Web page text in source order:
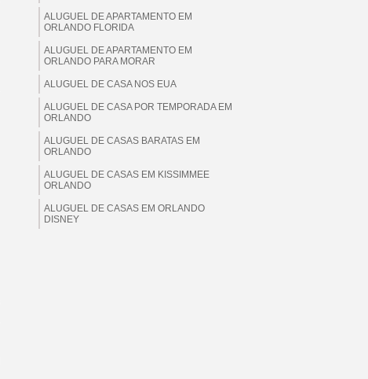
ALUGUEL DE APARTAMENTO EM
ORLANDO FLORIDA
ALUGUEL DE APARTAMENTO EM
ORLANDO PARA MORAR
ALUGUEL DE CASA NOS EUA
ALUGUEL DE CASA POR TEMPORADA EM
ORLANDO
ALUGUEL DE CASAS BARATAS EM
ORLANDO
ALUGUEL DE CASAS EM KISSIMMEE
ORLANDO
ALUGUEL DE CASAS EM ORLANDO
DISNEY